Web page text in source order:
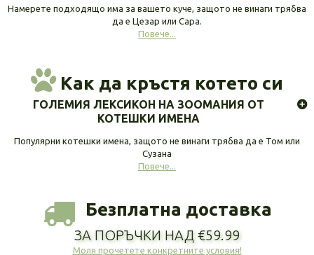
Намерете подходящо има за вашето куче, защото не винаги трябва
да е Цезар или Сара.
Повече...
Как да кръстя котето си
ГОЛЕМИЯ ЛЕКСИКОН НА ЗООМАНИЯ ОТ
КОТЕШКИ ИМЕНА
Популярни котешки имена, защото не винаги трябва да е Том или
Сузана
Повече...
Безплатна доставка
ЗА ПОРЪЧКИ НАД €59.99
Моля прочетете конкретните условия!